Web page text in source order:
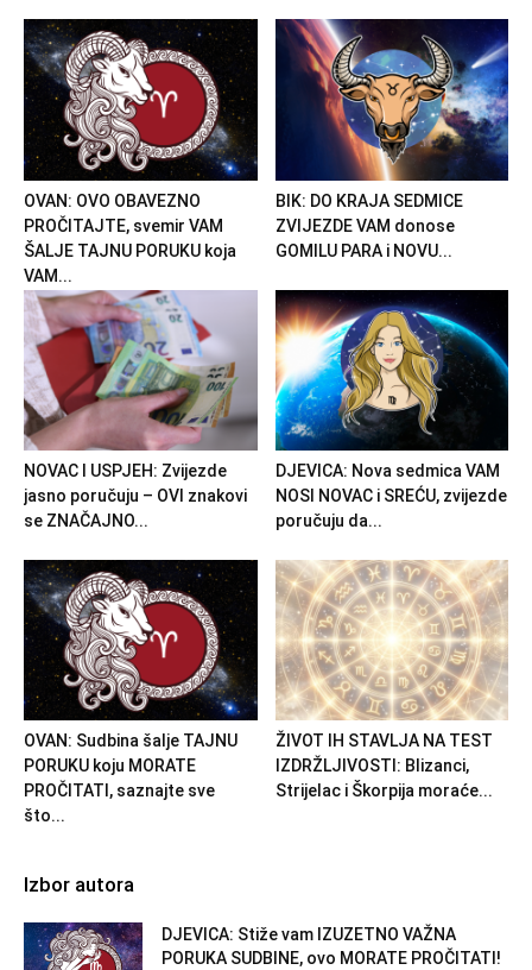
OVAN: OVO OBAVEZNO
PROČITAJTE, svemir VAM
ŠALJE TAJNU PORUKU koja
VAM...
BIK: DO KRAJA SEDMICE
ZVIJEZDE VAM donose
GOMILU PARA i NOVU...
NOVAC I USPJEH: Zvijezde
jasno poručuju – OVI znakovi
se ZNAČAJNO...
DJEVICA: Nova sedmica VAM
NOSI NOVAC i SREĆU, zvijezde
poručuju da...
OVAN: Sudbina šalje TAJNU
PORUKU koju MORATE
PROČITATI, saznajte sve
što...
ŽIVOT IH STAVLJA NA TEST
IZDRŽLJIVOSTI: Blizanci,
Strijelac i Škorpija moraće...
Izbor autora
DJEVICA: Stiže vam IZUZETNO VAŽNA
PORUKA SUDBINE, ovo MORATE PROČITATI!